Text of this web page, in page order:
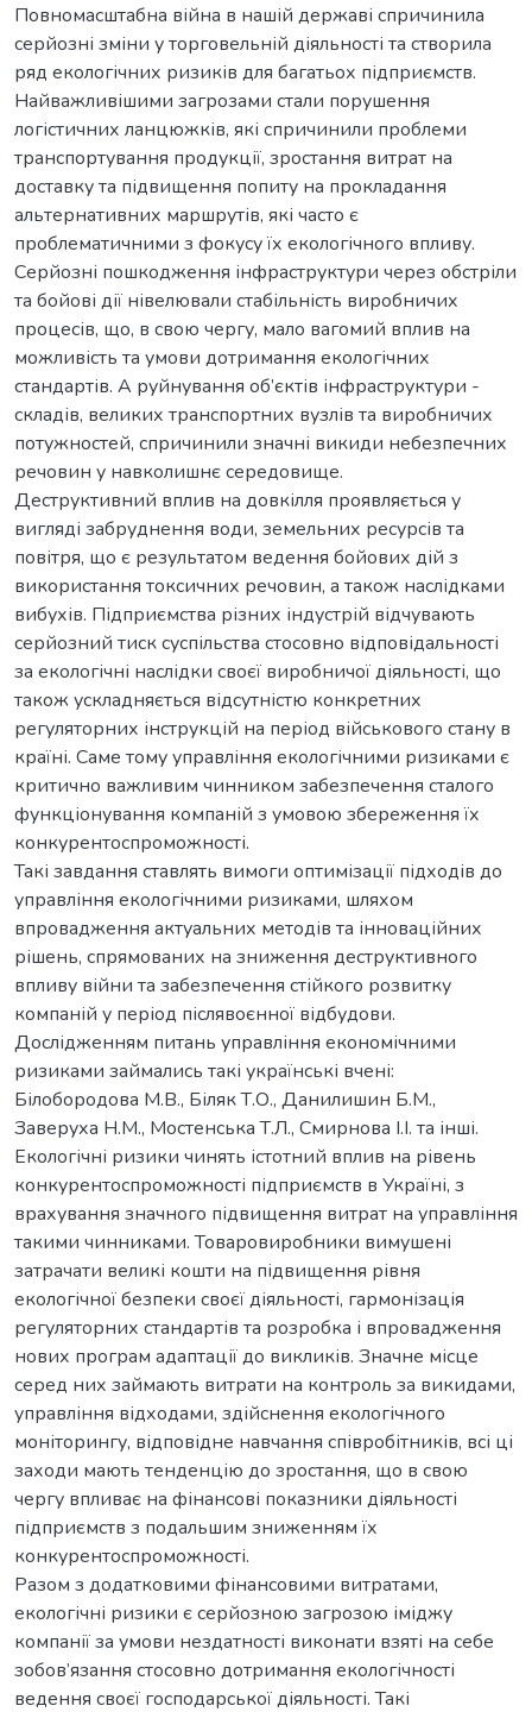
Повномасштабна війна в нашій державі спричинила
серйозні зміни у торговельній діяльності та створила
ряд екологічних ризиків для багатьох підприємств.
Найважливішими загрозами стали порушення
логістичних ланцюжків, які спричинили проблеми
транспортування продукції, зростання витрат на
доставку та підвищення попиту на прокладання
альтернативних маршрутів, які часто є
проблематичними з фокусу їх екологічного впливу.
Серйозні пошкодження інфраструктури через обстріли
та бойові дії нівелювали стабільність виробничих
процесів, що, в свою чергу, мало вагомий вплив на
можливість та умови дотримання екологічних
стандартів. А руйнування об’єктів інфраструктури -
складів, великих транспортних вузлів та виробничих
потужностей, спричинили значні викиди небезпечних
речовин у навколишнє середовище.
Деструктивний вплив на довкілля проявляється у
вигляді забруднення води, земельних ресурсів та
повітря, що є результатом ведення бойових дій з
використання токсичних речовин, а також наслідками
вибухів. Підприємства різних індустрій відчувають
серйозний тиск суспільства стосовно відповідальності
за екологічні наслідки своєї виробничої діяльності, що
також ускладняється відсутністю конкретних
регуляторних інструкцій на період військового стану в
країні. Саме тому управління екологічними ризиками є
критично важливим чинником забезпечення сталого
функціонування компаній з умовою збереження їх
конкурентоспроможності.
Такі завдання ставлять вимоги оптимізації підходів до
управління екологічними ризиками, шляхом
впровадження актуальних методів та інноваційних
рішень, спрямованих на зниження деструктивного
впливу війни та забезпечення стійкого розвитку
компаній у період післявоєнної відбудови.
Дослідженням питань управління економічними
ризиками займались такі українські вчені:
Білобородова М.В., Біляк Т.О., Данилишин Б.М.,
Заверуха Н.М., Мостенська Т.Л., Смирнова І.І. та інші.
Екологічні ризики чинять істотний вплив на рівень
конкурентоспроможності підприємств в Україні, з
врахування значного підвищення витрат на управління
такими чинниками. Товаровиробники вимушені
затрачати великі кошти на підвищення рівня
екологічної безпеки своєї діяльності, гармонізація
регуляторних стандартів та розробка і впровадження
нових програм адаптації до викликів. Значне місце
серед них займають витрати на контроль за викидами,
управління відходами, здійснення екологічного
моніторингу, відповідне навчання співробітників, всі ці
заходи мають тенденцію до зростання, що в свою
чергу впливає на фінансові показники діяльності
підприємств з подальшим зниженням їх
конкурентоспроможності.
Разом з додатковими фінансовими витратами,
екологічні ризики є серйозною загрозою іміджу
компанії за умови нездатності виконати взяті на себе
зобов’язання стосовно дотримання екологічності
ведення своєї господарської діяльності. Такі